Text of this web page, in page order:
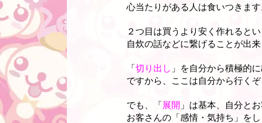
心当たりがある人は食いつきます
２つ目は買うより安く作れると
自炊の話などに繋げることが出来
「切り出し 」を自分から積極的
ですから、ここは自分から行く
でも、「展開 」は基本、自分と
お客さんの「感情・気持ち」をし